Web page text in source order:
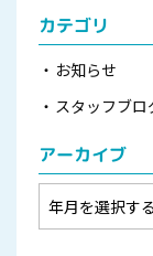
カテゴリ
お知らせ
スタッフブロ
アーカイブ